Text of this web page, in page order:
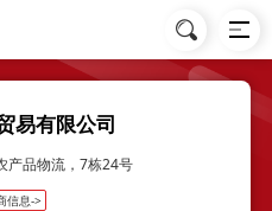
易有限公司
产品物流，7栋24号
信息->